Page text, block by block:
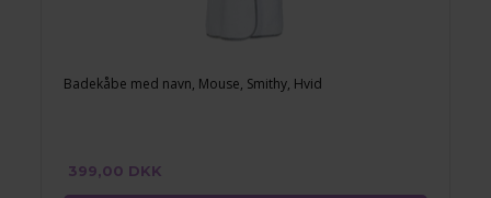
Badekåbe med navn, Mouse, Smithy, Hvid
399,00 DKK